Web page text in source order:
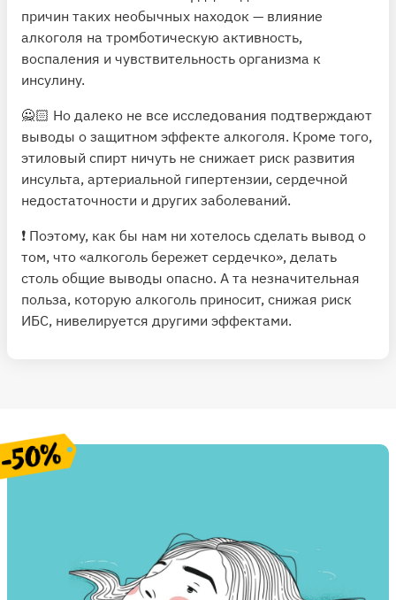
причин таких необычных находок — влияние
алкоголя на тромботическую активность,
воспаления и чувствительность организма к
инсулину.
🙅🏻 Но далеко не все исследования подтверждают
выводы о защитном эффекте алкоголя. Кроме того,
этиловый спирт ничуть не снижает риск развития
инсульта, артериальной гипертензии, сердечной
недостаточности и других заболеваний.
❗️ Поэтому, как бы нам ни хотелось сделать вывод о
том, что «алкоголь бережет сердечко», делать
столь общие выводы опасно. А та незначительная
польза, которую алкоголь приносит, снижая риск
ИБС, нивелируется другими эффектами.